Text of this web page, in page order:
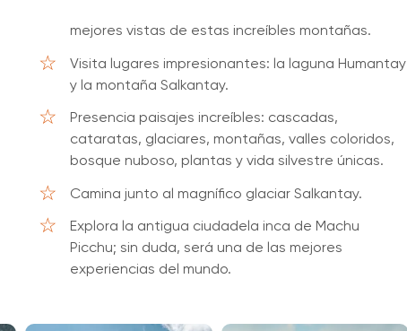
mejores vistas de estas increíbles montañas.
Visita lugares impresionantes: la laguna Humantay
y la montaña Salkantay.
Presencia paisajes increíbles: cascadas,
cataratas, glaciares, montañas, valles coloridos,
bosque nuboso, plantas y vida silvestre únicas.
Camina junto al magnífico glaciar Salkantay.
Explora la antigua ciudadela inca de Machu
Picchu; sin duda, será una de las mejores
experiencias del mundo.